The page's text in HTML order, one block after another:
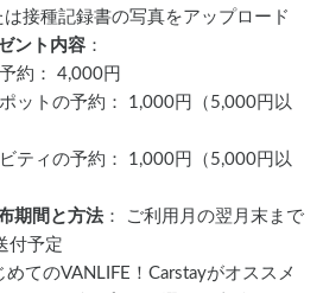
接種記録書の写真をアップロード
ント内容 ：
約： 4,000円
期間と方法： ご利用月の翌月末まで
付予定
めてのVANLIFE！Carstayがオススメ